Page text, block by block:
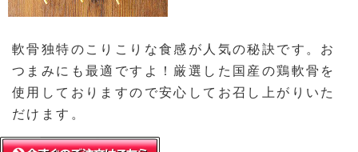
軟骨独特のこりこりな食感が人気の秘訣です。お
つまみにも最適ですよ！厳選した国産の鶏軟骨を
使用しておりますので安心してお召し上がりいた
だけます。